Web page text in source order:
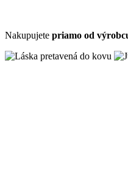
Nakupujete priamo od